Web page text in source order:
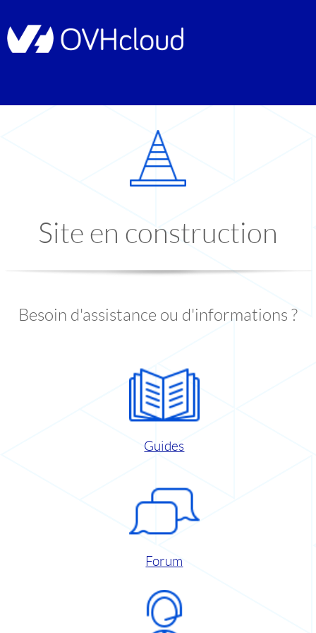
Site en construction
Besoin d'assistance ou d'informations ?
Guides
Forum